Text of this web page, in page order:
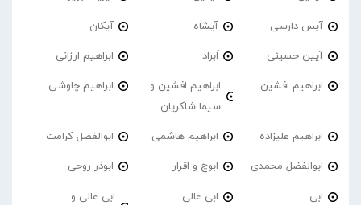
آیس دارسی آیشاه آیکان
آیین حسینی اَبراد ابراهیم ارزانی
ابراهیم افشین
ابراهیم افشین و
سیما شاکریان
ابراهیم چاوشی
ابراهیم علیزاده ابراهیم هاشمی ابوالفضل کرامت
ابوالفضل محمدی ابوچ و اقرار ابوذر روحی
ابی ابی عالی
ابی عالی و